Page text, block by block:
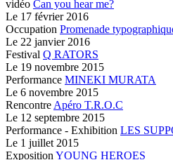
vidéo Can you hear me?
Le 17 février 2016
Occupation Promenade
Le 22 janvier 2016
Festival Q RATORS
Le 19 novembre 2015
Performance MINEKI MURATA
Le 6 novembre 2015
Rencontre Apéro T.R.O.C
Le 12 septembre 2015
Performance - Exhibition LES
Le 1 juillet 2015
Exposition YOUNG HEROES